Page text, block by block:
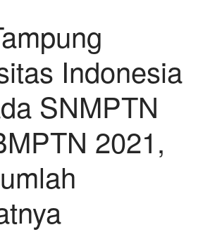
Indonesia
SNMPTN
2021,